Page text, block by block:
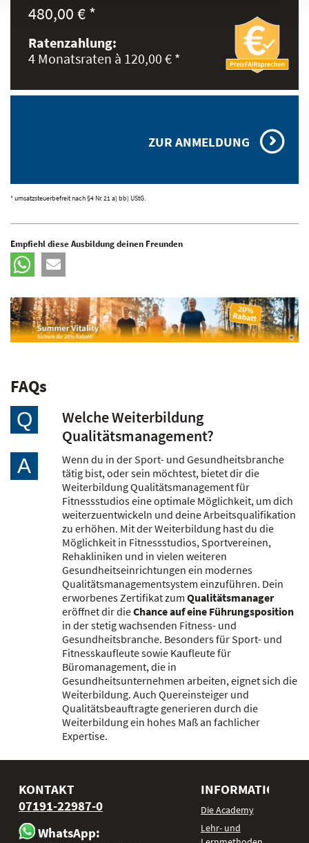
480,00 € *
Ratenzahlung:
4 Monatsraten à 120,00 € *
ZUR ANMELDUNG
* umsatzsteuerbefreit nach §4 Nr. 21 a) bb) UStG.
Empfiehl diese Ausbildung deinen Freunden
FAQs
Q
Welche Weiterbildung
Qualitätsmanagement?
A
Wenn du in der Sport- und Gesundheitsbranche
tätig bist, oder sein möchtest, bietet dir die
Weiterbildung Qualitätsmanagement für
Fitnessstudios eine optimale Möglichkeit, um dich
weiterzuentwickeln und deine Arbeitsqualifikation
zu erhöhen. Mit der Weiterbildung hast du die
Möglichkeit in Fitnessstudios, Sportvereinen,
Rehakliniken und in vielen weiteren
Gesundheitseinrichtungen ein modernes
Qualitätsmanagementsystem einzuführen. Dein
erworbenes Zertifikat zum Qualitätsmanager
eröffnet dir dieChance auf eine Führungsposition
in der stetig wachsenden Fitness- und
Gesundheitsbranche. Besonders für Sport- und
Fitnesskaufleute sowie Kaufleute für
Büromanagement, die in
Gesundheitsunternehmen arbeiten, eignet sich die
Weiterbildung. Auch Quereinsteiger und
Qualitätsbeauftragte generieren durch die
Weiterbildung ein hohes Maß an fachlicher
Expertise.
KONTAKT
07191-22987-0
WhatsApp:
INFORMATIONEN
Die Academy
Lehr- und